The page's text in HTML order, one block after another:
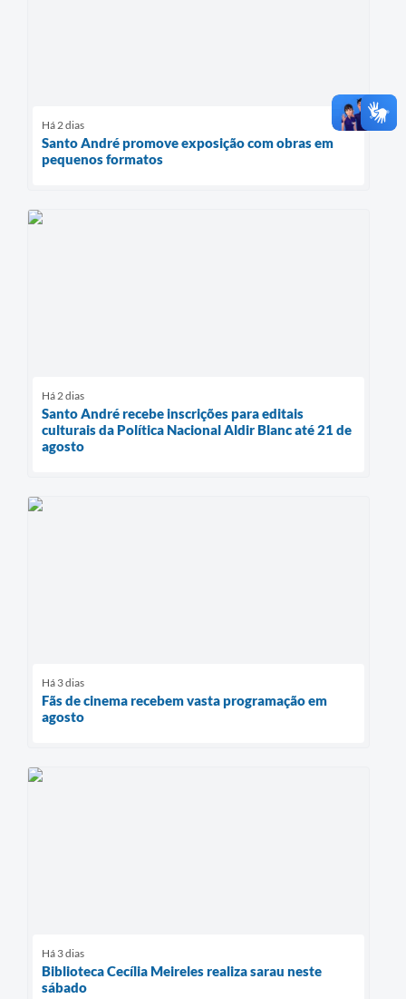
Há 2 dias
Santo André promove exposição com obras em
pequenos formatos
Há 2 dias
Santo André recebe inscrições para editais
culturais da Política Nacional Aldir Blanc até 21 de
agosto
Há 3 dias
Fãs de cinema recebem vasta programação em
agosto
Há 3 dias
Biblioteca Cecília Meireles realiza sarau neste
sábado